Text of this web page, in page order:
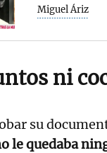
Miguel Áriz
ni
su
le quedaba